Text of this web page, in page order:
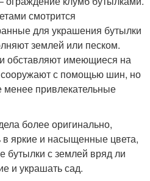
смотрится
для украшения бутылки
землей или песком.
обставляют имеющиеся на
сооружают с помощью шин, но
менее привлекательные
более оригинально,
в яркие и насыщенные цвета,
бутылки с землей вряд ли
и украшать сад.